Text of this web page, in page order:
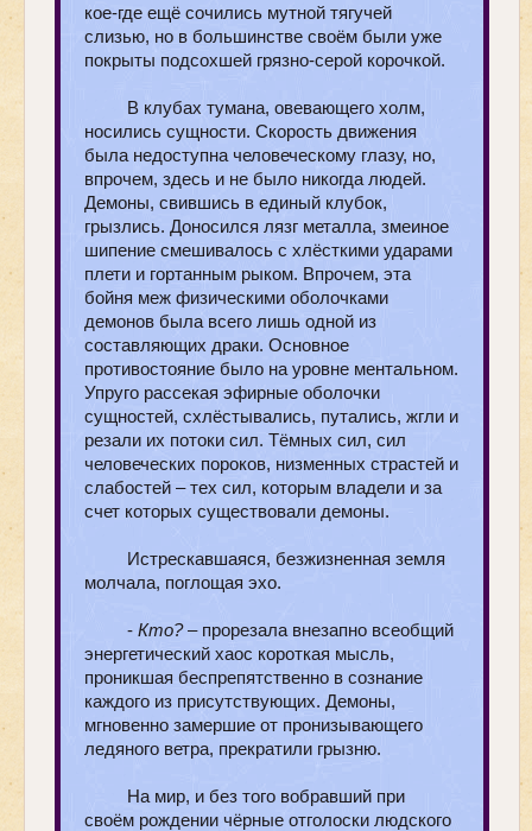
кое-где ещё сочились мутной тягучей
слизью, но в большинстве своём были уже
покрыты подсохшей грязно-серой корочкой.
В клубах тумана, овевающего холм,
носились сущности. Скорость движения
была недоступна человеческому глазу, но,
впрочем, здесь и не было никогда людей.
Демоны, свившись в единый клубок,
грызлись. Доносился лязг металла, змеиное
шипение смешивалось с хлёсткими ударами
плети и гортанным рыком. Впрочем, эта
бойня меж физическими оболочками
демонов была всего лишь одной из
составляющих драки. Основное
противостояние было на уровне ментальном.
Упруго рассекая эфирные оболочки
сущностей, схлёстывались, путались, жгли и
резали их потоки сил. Тёмных сил, сил
человеческих пороков, низменных страстей и
слабостей – тех сил, которым владели и за
счет которых существовали демоны.
Истрескавшаяся, безжизненная земля
молчала, поглощая эхо.
-Кто?– прорезала внезапно всеобщий
энергетический хаос короткая мысль,
проникшая беспрепятственно в сознание
каждого из присутствующих. Демоны,
мгновенно замершие от пронизывающего
ледяного ветра, прекратили грызню.
На мир, и без того вобравший при
своём рождении чёрные отголоски людского